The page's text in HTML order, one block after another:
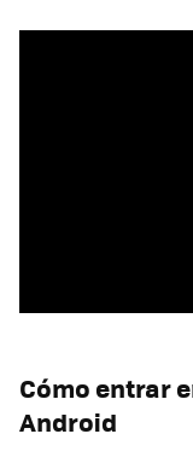
Cómo entrar
Android